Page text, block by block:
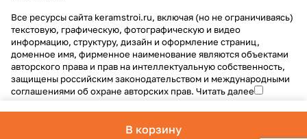
В корзину
Все ресурсы сайта keramstroi.ru, включая (но не ограничиваясь)
текстовую, графическую, фотографическую и видео
информацию, структуру, дизайн и оформление страниц,
доменное имя, фирменное наименование являются объектами
авторского права и прав на интеллектуальную собственность,
защищены российским законодательством и международными
соглашениями об охране авторских прав. Читать далее